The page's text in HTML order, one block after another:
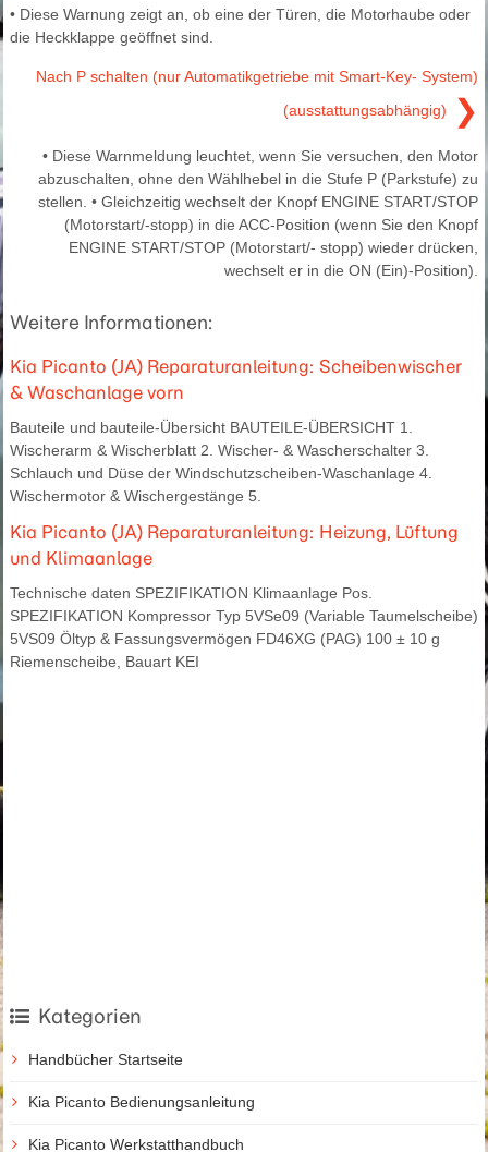
• Diese Warnung zeigt an, ob eine der Türen, die Motorhaube oder
die Heckklappe geöffnet sind.
Nach P schalten (nur Automatikgetriebe mit Smart-Key- System)
(ausstattungsabhängig)
❯
• Diese Warnmeldung leuchtet, wenn Sie versuchen, den Motor
abzuschalten, ohne den Wählhebel in die Stufe P (Parkstufe) zu
stellen. • Gleichzeitig wechselt der Knopf ENGINE START/STOP
(Motorstart/-stopp) in die ACC-Position (wenn Sie den Knopf
ENGINE START/STOP (Motorstart/- stopp) wieder drücken,
wechselt er in die ON (Ein)-Position).
Weitere Informationen:
Kia Picanto (JA) Reparaturanleitung: Scheibenwischer
& Waschanlage vorn
Bauteile und bauteile-Übersicht BAUTEILE-ÜBERSICHT 1.
Wischerarm & Wischerblatt 2. Wischer- & Wascherschalter 3.
Schlauch und Düse der Windschutzscheiben-Waschanlage 4.
Wischermotor & Wischergestänge 5.
Kia Picanto (JA) Reparaturanleitung: Heizung, Lüftung
und Klimaanlage
Technische daten SPEZIFIKATION Klimaanlage Pos.
SPEZIFIKATION Kompressor Typ 5VSe09 (Variable Taumelscheibe)
5VS09 Öltyp & Fassungsvermögen FD46XG (PAG) 100 ± 10 g
Riemenscheibe, Bauart KEI
Kategorien
Handbücher Startseite
Kia Picanto Bedienungsanleitung
Kia Picanto Werkstatthandbuch